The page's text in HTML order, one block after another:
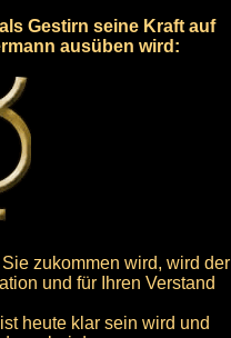
Gestirn seine Kraft auf
ausüben wird:
zukommen wird, wird der
und für Ihren Verstand
heute klar sein wird und